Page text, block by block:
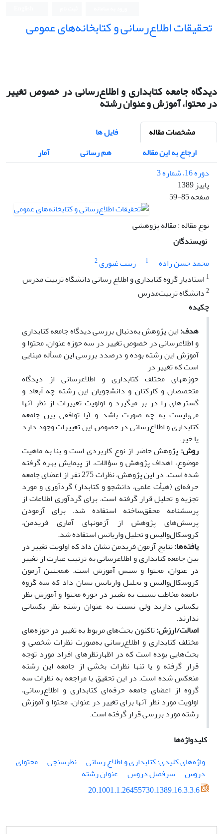
تحقیقات اطلاع‌رسانی و کتابخانه‌های عمومی
دیدگاه جامعه کتابداری و اطلاع‌رسانی در خصوص تغییر
در محتوا، آموزش و عنوان رشته
مشخصات مقاله
فایل ها
ارجاع به این مقاله
هم رسانی
آمار
دوره 16، شماره 3
پاییز 1389
صفحه59-85
نوع مقاله : مقاله پژوهشی
نویسندگان
محمد حسن زاده
1 زینب غیوری2
1 استادیار گروه کتابداری و اطلاع رسانی دانشگاه تربیت مدرس
2دانشگاه تربیت‌مدرس
چکیده
هدف:این پژوهش به‌دنبال بررسی دیدگاه جامعه کتابداری
و اطلاع­رسانی در خصوص تغییر در سه حوزه­ عنوان، محتوا و
آموزش این رشته بوده و درصدد بررسی این مسأله مبنایی
است که تغییر در
حوزه­های مختلف کتابداری و اطلاع­رسانی از دیدگاه
متخصصان و کارکنان و دانشجویان این رشته چه اَبعاد و
گستره­ای را در بر می­گیرد و اولویت تغییرات از نظر آنها
می‌بایست به چه صورت باشد و آیا توافقی بین جامعه
کتابداری و اطلاع‌رسانی در خصوص این تغییرات وجود دارد
یا خیر.
روش: پژوهش حاضر از نوع کاربردی است و بنا به ماهیت
موضوع، اهداف پژوهش و سؤالات، از پیمایش بهره گرفته
شده است. در این پژوهش، نظرات 275 نفر از اعضای جامعه
حرفه‌ای (هیأت علمی، دانشجو و کتابدار) گردآوری و مورد
تجزیه و تحلیل قرار گرفته است. برای گردآوری اطلاعات از
پرسشنامه محقق‌ساخته استفاده شد. برای آزمودن
پرسش‌های پژوهش از آزمون­های آماری فریدمن،
کروسکال‌والیس و تحلیل واریانس استفاده شد.
یافته‌ها:نتایج آزمون فریدمن نشان داد که اولویت تغییر در
بین جامعه کتابداری و اطلاع­رسانی به ترتیب عبارت از تغییر
در عنوان، محتوا و سپس آموزش است. همچنین آزمون
کروسکال‌والیس و تحلیل واریانس نشان داد که سه گروه
جامعه مخاطب نسبت به تغییر در حوزه محتوا و آموزش نظر
یکسانی دارند ولی نسبت به عنوان رشته نظر یکسانی
ندارند.
اصالت/ارزش:تاکنون بحث‌های مربوط به تغییر در حوزه‌های
مختلف کتابداری و اطلاع‌رسانی به‌صورت نظرات شخصی و
بحث‌هایی بوده است که در اظهارنظرهای افراد مورد توجه
قرار گرفته و یا تنها نظرات بخشی از جامعه این رشته
منعکس شده است. در این تحقیق با مراجعه به نظرات سه
گروه از اعضای جامعه حرفه‌ای کتابداری و اطلاع‌رسانی،
اولویت مورد نظر آنها برای تغییر در عنوان، محتوا و آموزش
رشته مورد بررسی قرار گرفته است.
کلیدواژه‌ها
واژه‌های کلیدی: کتابداری و اطلاع رسانی
نظرسنجی
محتوای
دروس
سرفصل دروس
عنوان رشته
20.1001.1.26455730.1389.16.3.3.6